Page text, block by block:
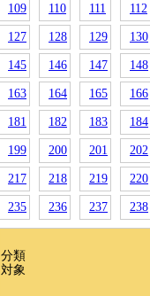
109 110 111 112
127 128 129 130
145 146 147 148
163 164 165 166
181 182 183 184
199 200 201 202
217 218 219 220
235 236 237 238
分類
対象